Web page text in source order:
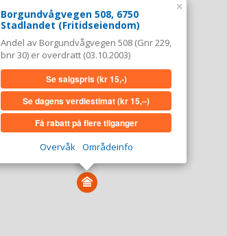
Borgundvågvegen 508, 6750
Stadlandet (Fritidseiendom)
Andel av Borgundvågvegen 508 (Gnr 229,
bnr 30) er overdratt (03.10.2003)
Se salgspris(kr 15,-)
Se dagens verdiestimat(kr 15,–)
Få rabatt på flere tilganger
Overvåk Områdeinfo
×